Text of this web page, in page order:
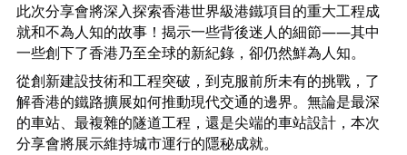
此次分享會將深入探索香港世界級港鐵項目的重大工程成
就和不為人知的故事！揭示一些背後迷人的細節——其中
一些創下了香港乃至全球的新紀錄，卻仍然鮮為人知。
從創新建設技術和工程突破，到克服前所未有的挑戰，了
解香港的鐵路擴展如何推動現代交通的邊界。無論是最深
的車站、最複雜的隧道工程，還是尖端的車站設計，本次
分享會將展示維持城市運行的隱秘成就。